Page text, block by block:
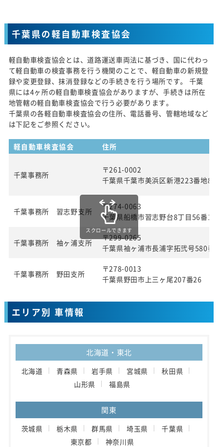
千葉県の軽自動車検査協会
軽自動車検査協会とは、道路運送車両法に基づき、国に代わっ
て軽自動車の検査事務を行う機関のことで、軽自動車の新規登
録や変更登録、抹消登録などの手続きを行う場所です。 千葉
県には4ヶ所の軽自動車検査協会がありますが、手続きは所在
地管轄の軽自動車検査協会で行う必要があります。
千葉県の各軽自動車検査協会の住所、電話番号、管轄地域など
は下記をご参照ください。
軽自動車検査協会 住所
千葉事務所
〒261-0002
千葉県千葉市美浜区新港223番地8
千葉事務所 習志野支所
〒274-0063
千葉県船橋市習志野台8丁目56番1
千葉事務所 袖ヶ浦支所
〒299-0265
千葉県袖ヶ浦市長浦字拓弐号580番
千葉事務所 野田支所
〒278-0013
千葉県野田市上三ヶ尾207番26
スクロールできます
エリア別 車情報
北海道・東北
北海道 青森県 岩手県 宮城県
秋田県
山形県
福島県
関東
茨城県 栃木県 群馬県 埼玉県
千葉県
東京都
神奈川県